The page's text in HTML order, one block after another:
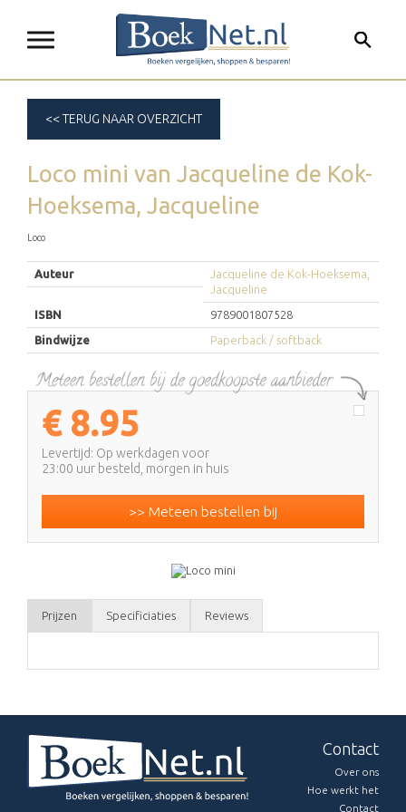
<< TERUG NAAR OVERZICHT
Loco mini van Jacqueline de Kok-
Hoeksema, Jacqueline
Loco
Auteur
Jacqueline de Kok-Hoeksema,
Jacqueline
ISBN
9789001807528
Bindwijze
Paperback / softback
€ 8.95
Levertijd: Op werkdagen voor
23:00 uur besteld, morgen in huis
>> Meteen bestellen bij
Prijzen Specificiaties Reviews
Contact
Over ons
Hoe werkt het
Contact